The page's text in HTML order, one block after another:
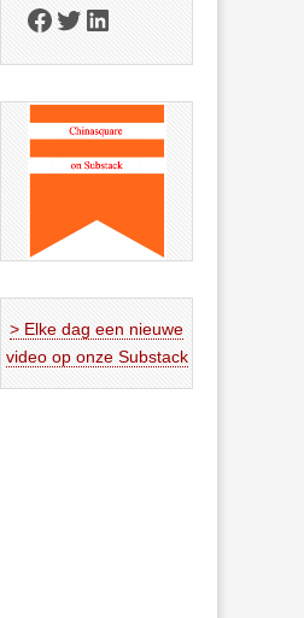
Facebook
Twitter
LinkedIn
> Elke dag een nieuwe
video op onze Substack